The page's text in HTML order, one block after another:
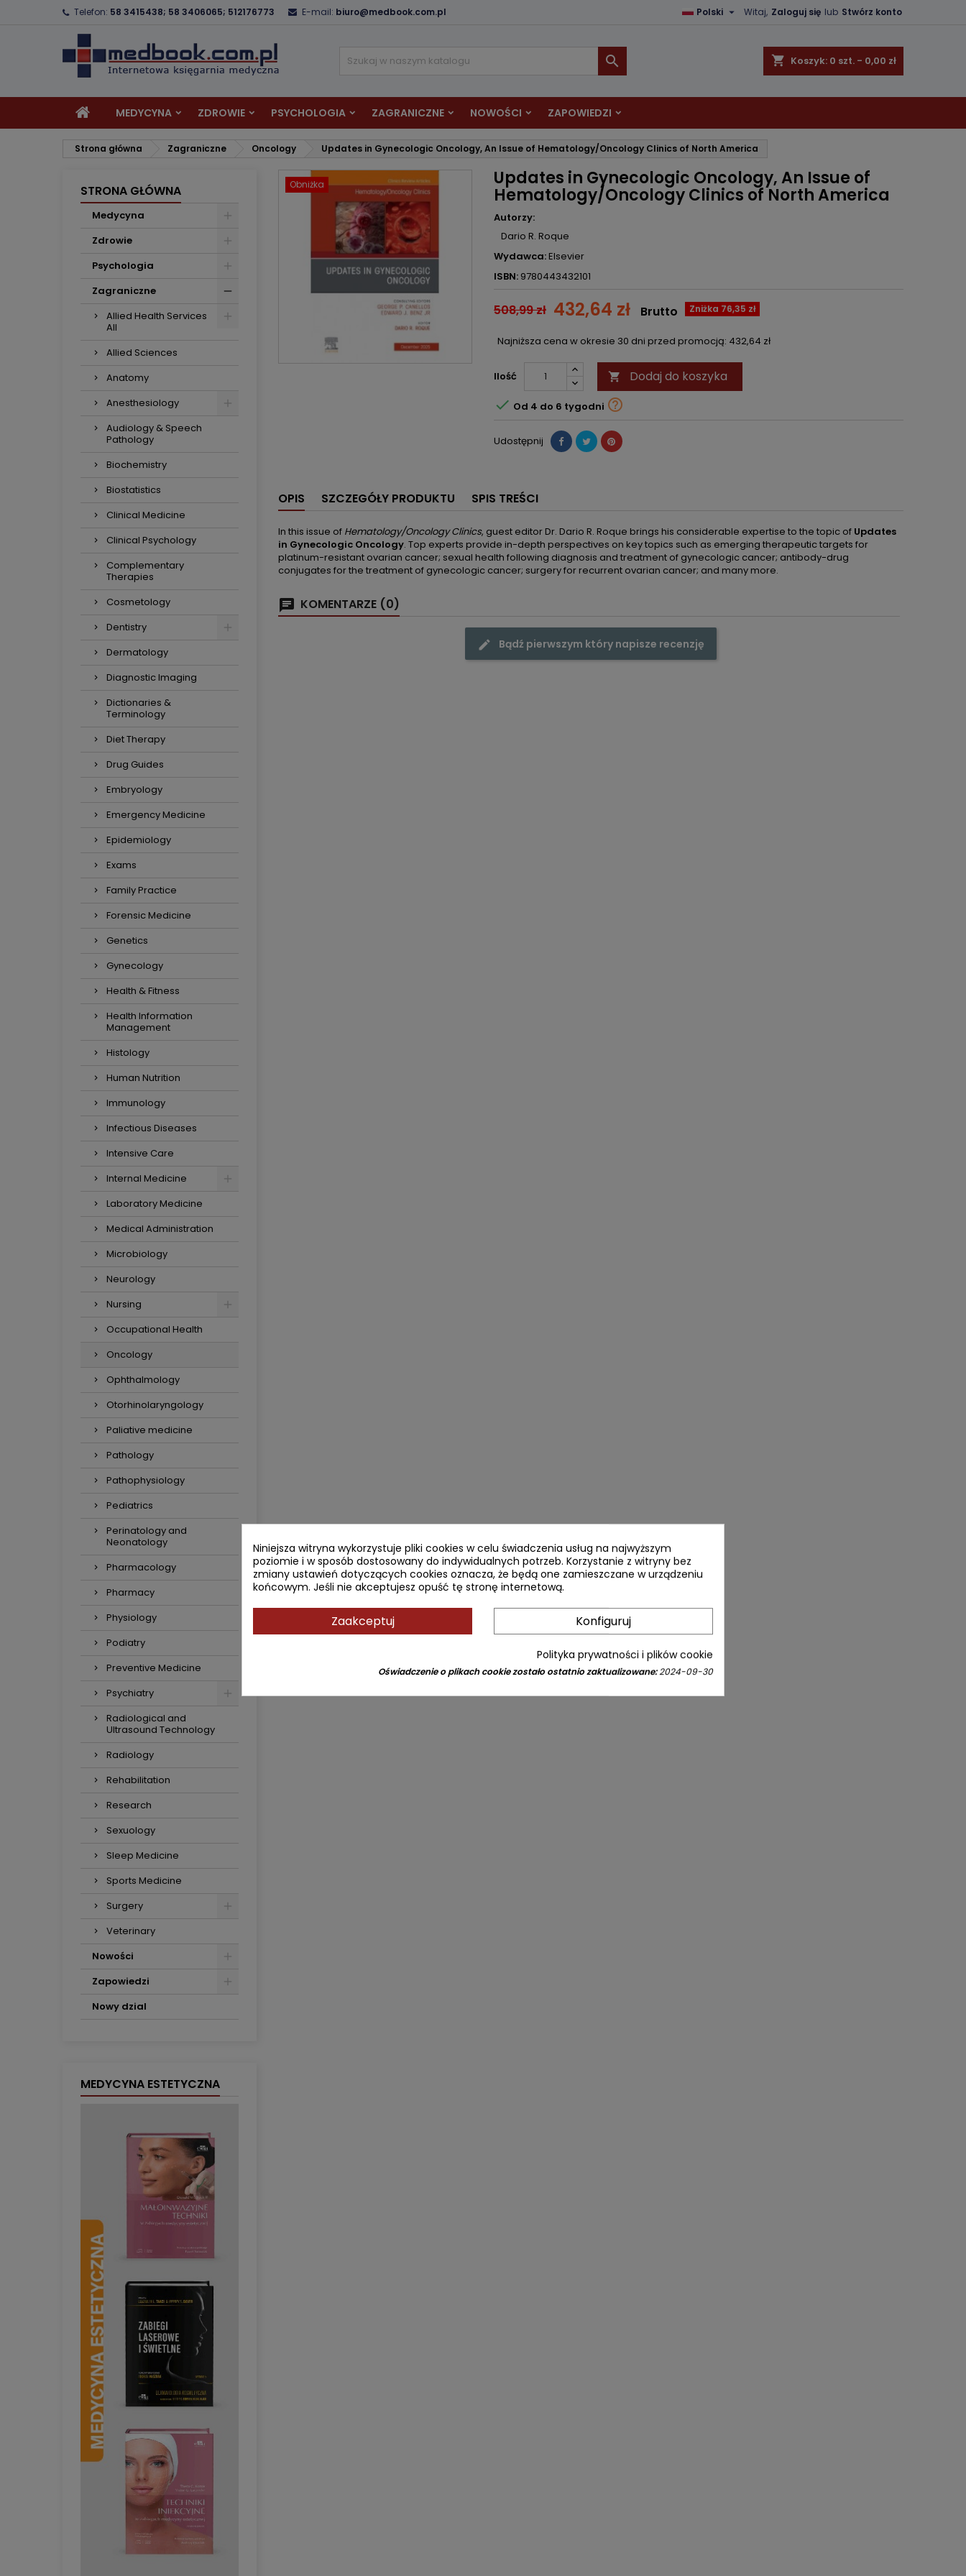
Telefon: 58 3415438; 58 3406065; 512176773 E-mail: biuro@medbook.com.pl Witaj, Zaloguj się lub Stwórz konto
Polski 
shopping_cart Koszyk: 0 szt. - 0,00 zł

MEDYCYNA ZDROWIE PSYCHOLOGIA ZAGRANICZNE NOWOŚCI ZAPOWIEDZI
Strona główna Zagraniczne Oncology Updates in Gynecologic Oncology, An Issue of Hematology/Oncology Clinics of North America
STRONA GŁÓWNA
Medycyna
Zdrowie
Psychologia
Zagraniczne
Allied Health Services
All
Allied Sciences
Anatomy
Anesthesiology
Audiology & Speech
Pathology
Biochemistry
Biostatistics
Clinical Medicine
Clinical Psychology
Complementary
Therapies
Cosmetology
Dentistry
Dermatology
Diagnostic Imaging
Dictionaries &
Terminology
Diet Therapy
Drug Guides
Embryology
Emergency Medicine
Epidemiology
Exams
Family Practice
Forensic Medicine
Genetics
Gynecology
Health & Fitness
Health Information
Management
Histology
Human Nutrition
Immunology
Infectious Diseases
Intensive Care
Internal Medicine
Laboratory Medicine
Medical Administration
Microbiology
Neurology
Nursing
Occupational Health
Oncology
Ophthalmology
Otorhinolaryngology
Paliative medicine
Pathology
Pathophysiology
Pediatrics
Perinatology and
Neonatology
Pharmacology
Pharmacy
Physiology
Podiatry
Preventive Medicine
Psychiatry
Radiological and
Ultrasound Technology
Radiology
Rehabilitation
Research
Sexuology
Sleep Medicine
Sports Medicine
Surgery
Veterinary
Nowości
Zapowiedzi
Nowy dzial
MEDYCYNA ESTETYCZNA
Obniżka Updates in Gynecologic Oncology, An Issue of
Hematology/Oncology Clinics of North America
Autorzy:
Dario R. Roque
Wydawca:Elsevier
ISBN: 9780443432101
508,99 zł 432,64 zł Zniżka 76,35 zł
Brutto
Najniższa cena w okresie 30 dni przed promocją: 432,64 zł
Ilość  Dodaj do koszyka
 Od 4 do 6 tygodni 
Udostępnij
OPIS SZCZEGÓŁY PRODUKTU SPIS TREŚCI
In this issue of Hematology/Oncology Clinics, guest editor Dr. Dario R. Roque brings his considerable expertise to the topic of Updates
in Gynecologic Oncology. Top experts provide in-depth perspectives on key topics such as emerging therapeutic targets for
platinum-resistant ovarian cancer; sexual health following diagnosis and treatment of gynecologic cancer; antibody-drug
conjugates for the treatment of gynecologic cancer; surgery for recurrent ovarian cancer; and many more.
KOMENTARZE (0)
Bądź pierwszym który napisze recenzję
Utwórz listę życzeń
Musisz być zalogowany by zapisać produkty na swojej liście życzeń.
Niniejsza witryna wykorzystuje pliki cookies w celu świadczenia usług na najwyższym
poziomie i w sposób dostosowany do indywidualnych potrzeb. Korzystanie z witryny bez
zmiany ustawień dotyczących cookies oznacza, że będą one zamieszczane w urządzeniu
końcowym. Jeśli nie akceptujesz opuść tę stronę internetową.
Zaakceptuj Konfiguruj
Polityka prywatności i plików cookie
Oświadczenie o plikach cookie zostało ostatnio zaktualizowane:2024-09-30